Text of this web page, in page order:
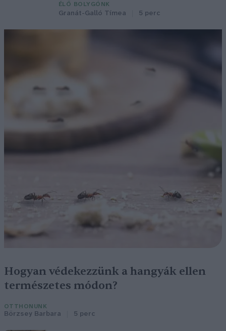
ÉLŐ BOLYGÓNK
Granát-Galló Tímea 5 perc
Hogyan védekezzünk a hangyák ellen
természetes módon?
OTTHONUNK
Börzsey Barbara 5 perc